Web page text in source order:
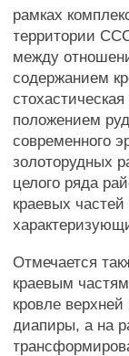
рамках
территории
между
содержанием
положением
современного
золоторудных
целого ряда
краевых
Отмечается
краевым
кровле
диапиры, а на